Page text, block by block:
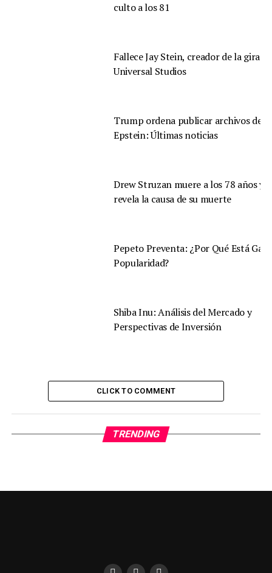
culto a los 81
Fallece Jay Stein, creador de la gira de
Universal Studios
Trump ordena publicar archivos de
Epstein: Últimas noticias
Drew Struzan muere a los 78 años y
revela la causa de su muerte
Pepeto Preventa: ¿Por Qué Está
Popularidad?
Shiba Inu: Análisis del Mercado y
Perspectivas de Inversión
CLICK TO COMMENT
TRENDING